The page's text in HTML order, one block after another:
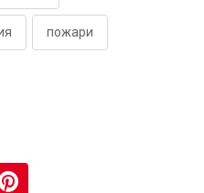
пожари